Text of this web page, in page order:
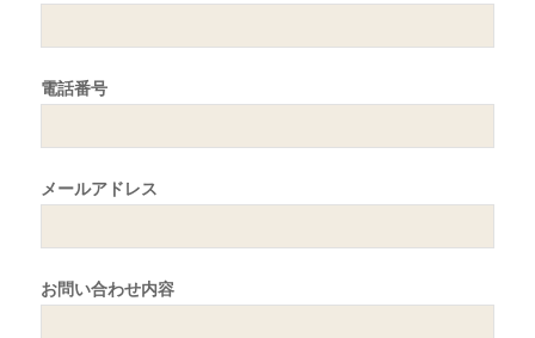
電話番号
メールアドレス
お問い合わせ内容